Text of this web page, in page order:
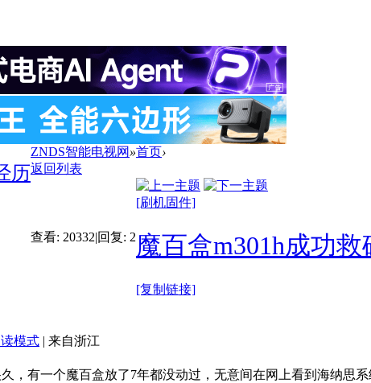
ZNDS智能电视网 »首页›
历返回列表
查看: 20332|回复: 2
[刷机固件]
魔百盒m301h成功救
[复制链接]
模式 | 来自浙江
，有一个魔百盒放了7年都没动过，无意间在网上看到海纳思